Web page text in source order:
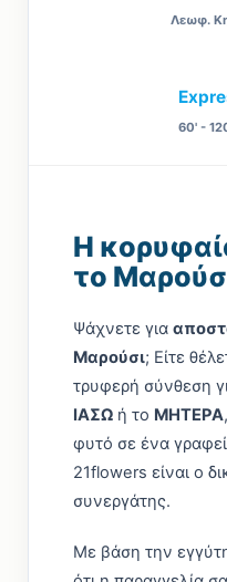
Λεωφ.
60' -
Η
το
Ψάχνετε για
Μαρούσι; Είτε
τρυφερή σύνθεση
ΙΑΣΩ ή το ΜΗΤΕΡΑ
φυτό σε ένα
21flowers είναι ο
συνεργάτης.
Με βάση την